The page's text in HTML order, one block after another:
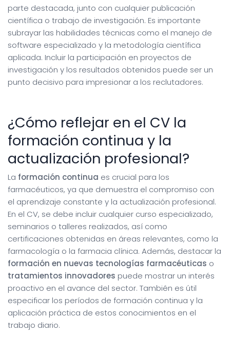
parte destacada, junto con cualquier publicación
científica o trabajo de investigación. Es importante
subrayar las habilidades técnicas como el manejo de
software especializado y la metodología científica
aplicada. Incluir la participación en proyectos de
investigación y los resultados obtenidos puede ser un
punto decisivo para impresionar a los reclutadores.
¿Cómo reflejar en el CV la
formación continua y la
actualización profesional?
La formación continua es crucial para los
farmacéuticos, ya que demuestra el compromiso con
el aprendizaje constante y la actualización profesional.
En el CV, se debe incluir cualquier curso especializado,
seminarios o talleres realizados, así como
certificaciones obtenidas en áreas relevantes, como la
farmacología o la farmacia clínica. Además, destacar la
formación en nuevas tecnologías farmacéuticas o
tratamientos innovadores puede mostrar un interés
proactivo en el avance del sector. También es útil
especificar los períodos de formación continua y la
aplicación práctica de estos conocimientos en el
trabajo diario.